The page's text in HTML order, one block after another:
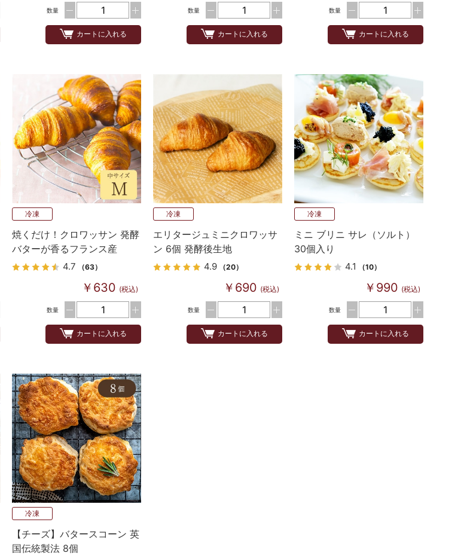
数量
カートに入れる
数量
カートに入れる
数量
カートに入れる
冷凍
焼くだけ！クロワッサン 発酵
バターが香るフランス産
Bake up生地 5個入り
4.7 （63）
￥630 (税込)
数量
カートに入れる
冷凍
エリタージュミニクロワッサ
ン 6個 発酵後生地
4.9 （20）
￥690 (税込)
数量
カートに入れる
冷凍
ミニ ブリニ サレ（ソルト）
30個入り
4.1 （10）
￥990 (税込)
数量
カートに入れる
冷凍
【チーズ】バタースコーン 英
国伝統製法 8個